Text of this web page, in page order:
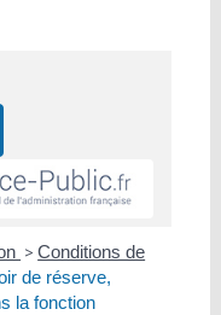
> Conditions de
de réserve,
la fonction